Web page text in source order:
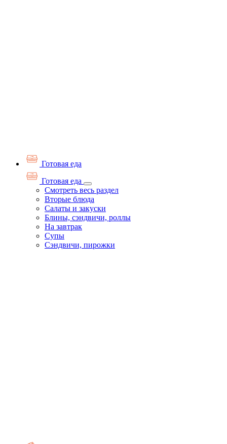
Готовая еда
Готовая еда
Смотреть весь раздел
Вторые блюда
Салаты и закуски
Блины, сэндвичи, роллы
На завтрак
Супы
Сэндвичи, пирожки